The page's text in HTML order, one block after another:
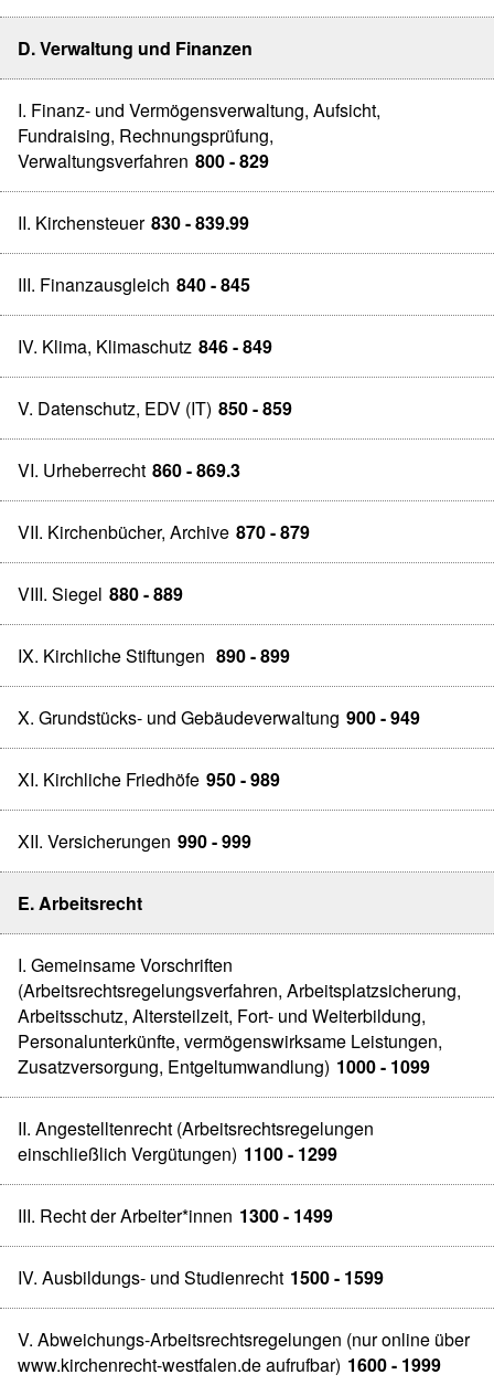
D. Verwaltung und Finanzen
I. Finanz- und Vermögensverwaltung, Aufsicht,
Fundraising, Rechnungsprüfung,
Verwaltungsverfahren 800 - 829
II. Kirchensteuer 830 - 839.99
III. Finanzausgleich 840 - 845
IV. Klima, Klimaschutz 846 - 849
V. Datenschutz, EDV (IT) 850 - 859
VI. Urheberrecht 860 - 869.3
VII. Kirchenbücher, Archive 870 - 879
VIII. Siegel 880 - 889
IX. Kirchliche Stiftungen 890 - 899
X. Grundstücks- und Gebäudeverwaltung 900 - 949
XI. Kirchliche Friedhöfe 950 - 989
XII. Versicherungen 990 - 999
E. Arbeitsrecht
I. Gemeinsame Vorschriften
(Arbeitsrechtsregelungsverfahren, Arbeitsplatzsicherung,
Arbeitsschutz, Altersteilzeit, Fort- und Weiterbildung,
Personalunterkünfte, vermögenswirksame Leistungen,
Zusatzversorgung, Entgeltumwandlung) 1000 - 1099
II. Angestelltenrecht (Arbeitsrechtsregelungen
einschließlich Vergütungen) 1100 - 1299
III. Recht der Arbeiter*innen 1300 - 1499
IV. Ausbildungs- und Studienrecht 1500 - 1599
V. Abweichungs-Arbeitsrechtsregelungen (nur online über
www.kirchenrecht-westfalen.de aufrufbar) 1600 - 1999